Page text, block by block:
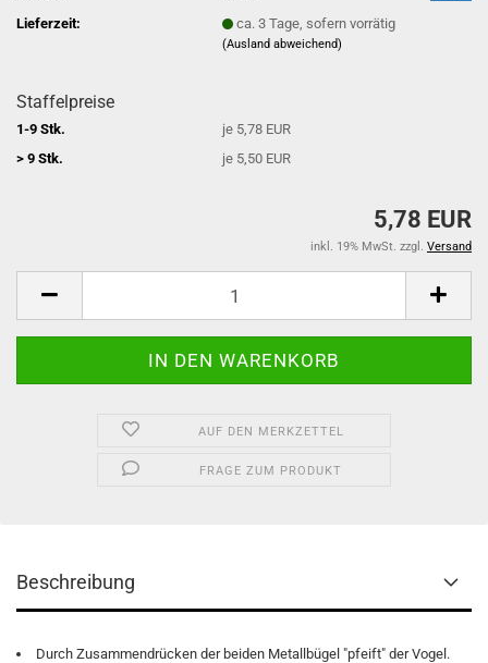
Lieferzeit:
ca. 3 Tage, sofern vorrätig
(Ausland abweichend)
Staffelpreise
1-9 Stk.
je 5,78 EUR
> 9 Stk.
je 5,50 EUR
5,78 EUR
inkl. 19% MwSt. zzgl. Versand
AUF DEN MERKZETTEL
FRAGE ZUM PRODUKT
Beschreibung
Durch Zusammendrücken der beiden Metallbügel "pfeift" der Vogel.